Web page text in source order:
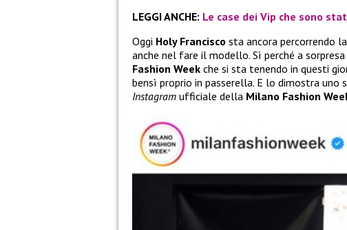
LEGGI ANCHE: Le case dei Vip che sono
Oggi Holy Francisco sta ancora percorrendo
anche nel fare il modello. Sì perché a sorpresa
Fashion Week che si sta tenendo in questi
bensì proprio in passerella. E lo dimostra uno
Instagram ufficiale della Milano Fashion